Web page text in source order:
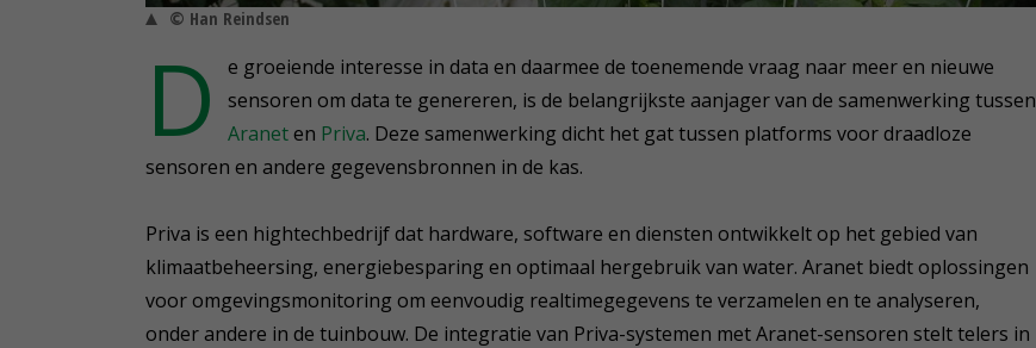
© Han Reindsen
D
e groeiende interesse in data en daarmee de toenemende vraag naar meer en nieuwe
sensoren om data te genereren, is de belangrijkste aanjager van de samenwerking tussen
Araneten Priva. Deze samenwerking dicht het gat tussen platforms voor draadloze
sensoren en andere gegevensbronnen in de kas.
Priva is een hightechbedrijf dat hardware, software en diensten ontwikkelt op het gebied van
klimaatbeheersing, energiebesparing en optimaal hergebruik van water. Aranet biedt oplossingen
voor omgevingsmonitoring om eenvoudig realtimegegevens te verzamelen en te analyseren,
onder andere in de tuinbouw. De integratie van Priva-systemen met Aranet-sensoren stelt telers in